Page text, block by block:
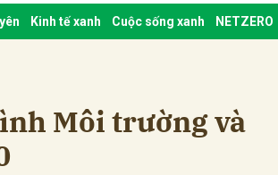
Kinh tế xanh Cuộc sống xanh NETZERO
Môi trường và